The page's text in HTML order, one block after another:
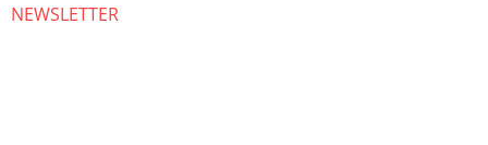
NEWSLETTER